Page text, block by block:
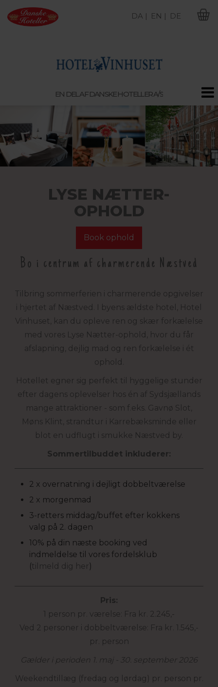
EN DEL AF DANSKE HOTELLER A/S
DA | EN | DE
LYSE NÆTTER-
OPHOLD
Book ophold
Bo i centrum af charmerende Næstved
Tilbring sommerferien i charmerende opgivelser
i hjertet af Næstved. I byens ældste hotel, Hotel
Vinhuset, kan du opleve ren og skær forkælelse
med vores Lyse Nætter-ophold, hvor du får
afslapning, dejlig mad og ren forkælelse i ét
ophold.
Hotellet egner sig perfekt til hyggelige stunder
efter dagens oplevelser hos én af Sydsjællands
mange attraktioner - som f.eks. Gavnø Slot,
Møns Klint, strandtur i Karrebæksminde eller
blot en udflugt i smukke Næstved by.
Sommertilbuddet inkluderer:
2 x overnatning i dejligt dobbeltværelse
2 x morgenmad
3-retters middag/buffet efter kokkens
valg på 2. dagen
10% på din næste booking ved
indmeldelse til vores fordelsklub
(tilmeld dig her)
Pris:
1 person pr. værelse: Fra kr. 2.245,-
Ved 2 personer i dobbeltværelse: Fra kr. 1.545,-
pr. person
Gælder i perioden 1. maj - 30. september 2026
Weekendtillæg (fredag og lørdag) pr. person pr.